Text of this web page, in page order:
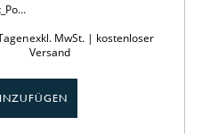
exkl. MwSt. | kostenloser
Versand